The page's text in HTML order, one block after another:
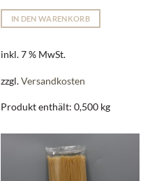
IN DEN WARENKORB
inkl. 7 % MwSt.
zzgl.Versandkosten
Produkt enthält: 0,500 kg